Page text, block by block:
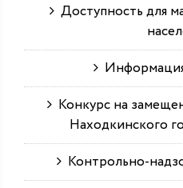
Доступность для
Конкурс на
Находкинского
Контрольно-